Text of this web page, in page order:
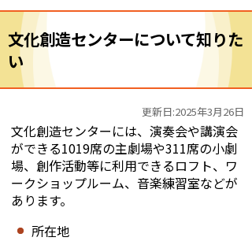
文化創造センターについて知りた
い
更新日:2025年3月26日
文化創造センターには、演奏会や講演会
ができる1019席の主劇場や311席の小劇
場、創作活動等に利用できるロフト、ワ
ークショップルーム、音楽練習室などが
あります。
所在地